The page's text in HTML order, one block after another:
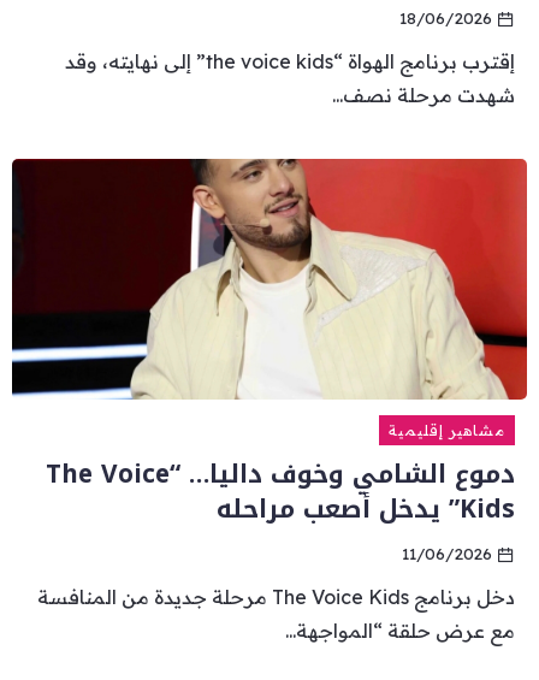
18/06/2026
إقترب برنامج الهواة “the voice kids” إلى نهايته، وقد
شهدت مرحلة نصف...
مشاهير إقليمية
دموع الشامي وخوف داليا… “The Voice
Kids” يدخل أصعب مراحله
11/06/2026
دخل برنامج The Voice Kids مرحلة جديدة من المنافسة
مع عرض حلقة “المواجهة...